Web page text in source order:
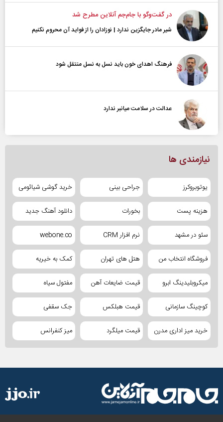
در گفت‌و‌گو با جام‌جم آنلاین مطرح شد
شیر مادر جایگزین ندارد | نوزادان را از فواید آن محروم نکنیم
فرهنگ اهدای خون باید نسل به نسل منتقل شود
عدالت در سلامت میانبر ندارد
نیازمندی ها
یوتوبروکرز جراحی بینی خرید گوشی شیائومی
هزینه پست بخورات دانلود آهنگ جدید
سئو در مشهد نرم افزار CRM webone.co
فروشگاه انتخاب من هتل های تهران کمک به خیریه
میکروبلیدینگ ابرو قیمت ضایعات آهن مفتول سیاه
کوچینگ سازمانی قیمت هبلکس جک سقفی
خرید میز اداری مدرن قیمت میلگرد میز کنفرانس